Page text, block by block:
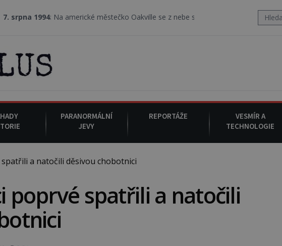
1994: Na americké městečko Oakville se z nebe snáší podivná rosolovitá látka
PARANORMÁLNÍ
JEVY
REPORTÁŽE
VESMÍR A
TECHNOLOGIE
spatřili a natočili děsivou chobotnici
poprvé spatřili a natočili